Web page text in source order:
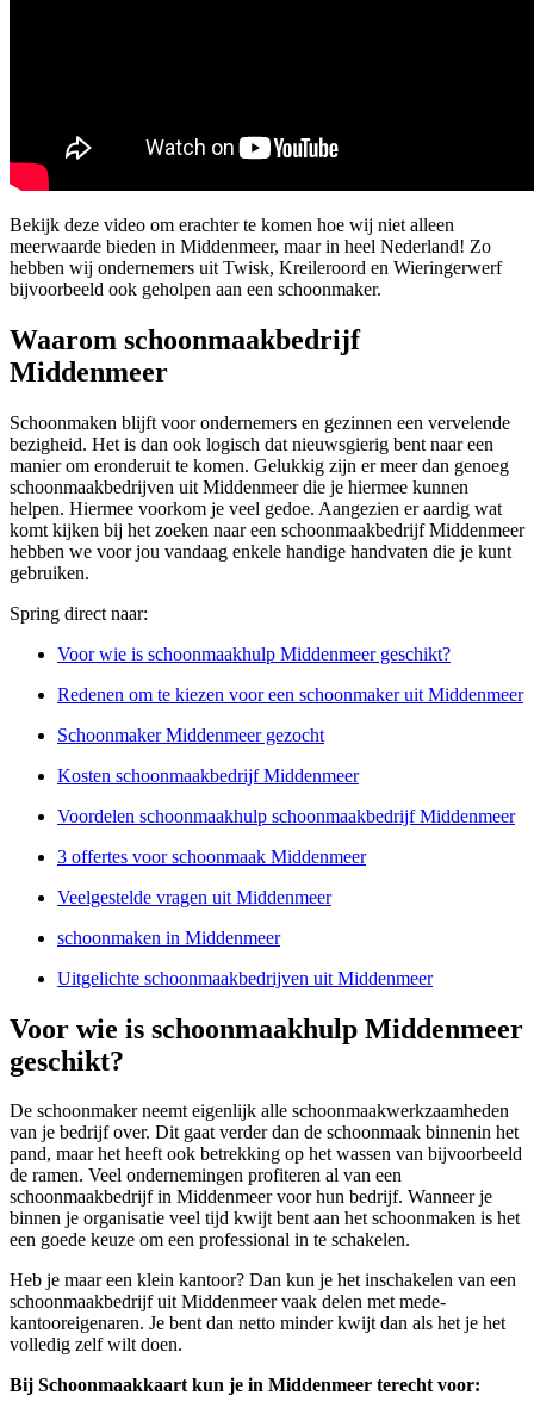
Bekijk deze video om erachter te komen hoe wij niet alleen
meerwaarde bieden in Middenmeer, maar in heel Nederland! Zo
hebben wij ondernemers uit Twisk, Kreileroord en Wieringerwerf
bijvoorbeeld ook geholpen aan een schoonmaker.
Waarom schoonmaakbedrijf
Middenmeer
Schoonmaken blijft voor ondernemers en gezinnen een vervelende
bezigheid. Het is dan ook logisch dat nieuwsgierig bent naar een
manier om eronderuit te komen. Gelukkig zijn er meer dan genoeg
schoonmaakbedrijven uit Middenmeer die je hiermee kunnen
helpen. Hiermee voorkom je veel gedoe. Aangezien er aardig wat
komt kijken bij het zoeken naar een schoonmaakbedrijf Middenmeer
hebben we voor jou vandaag enkele handige handvaten die je kunt
gebruiken.
Spring direct naar:
Voor wie is schoonmaakhulp Middenmeer geschikt?
Redenen om te kiezen voor een schoonmaker uit Middenmeer
Schoonmaker Middenmeer gezocht
Kosten schoonmaakbedrijf Middenmeer
Voordelen schoonmaakhulp schoonmaakbedrijf Middenmeer
3 offertes voor schoonmaak Middenmeer
Veelgestelde vragen uit Middenmeer
schoonmaken in Middenmeer
Uitgelichte schoonmaakbedrijven uit Middenmeer
Voor wie is schoonmaakhulp Middenmeer
geschikt?
De schoonmaker neemt eigenlijk alle schoonmaakwerkzaamheden
van je bedrijf over. Dit gaat verder dan de schoonmaak binnenin het
pand, maar het heeft ook betrekking op het wassen van bijvoorbeeld
de ramen. Veel ondernemingen profiteren al van een
schoonmaakbedrijf in Middenmeer voor hun bedrijf. Wanneer je
binnen je organisatie veel tijd kwijt bent aan het schoonmaken is het
een goede keuze om een professional in te schakelen.
Heb je maar een klein kantoor? Dan kun je het inschakelen van een
schoonmaakbedrijf uit Middenmeer vaak delen met mede-
kantooreigenaren. Je bent dan netto minder kwijt dan als het je het
volledig zelf wilt doen.
Bij Schoonmaakkaart kun je in Middenmeer terecht voor: